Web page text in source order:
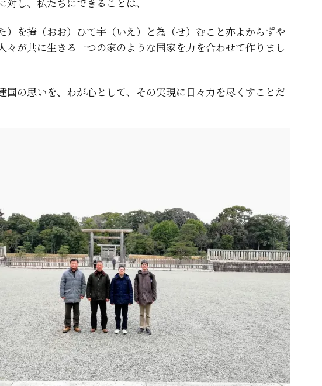
）を掩（おお）ひて宇（いえ）と為（せ）むこと亦よからずや
々が共に生きる一つの家のような国家を力を合わせて作りまし
国の思いを、わが心として、その実現に日々力を尽くすことだ